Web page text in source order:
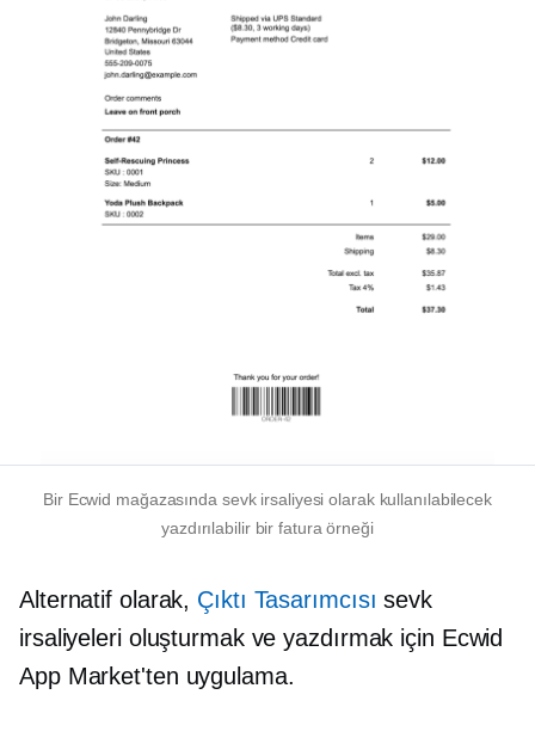
Bir Ecwid mağazasında sevk irsaliyesi olarak kullanılabilecek
yazdırılabilir bir fatura örneği
Alternatif olarak, Çıktı Tasarımcısı sevk
irsaliyeleri oluşturmak ve yazdırmak için Ecwid
App Market'ten uygulama.